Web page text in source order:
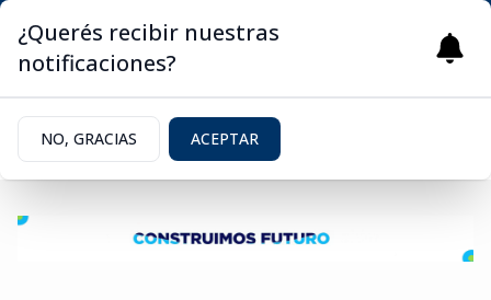
¿Querés recibir nuestras
notificaciones?
NO, GRACIAS ACEPTAR